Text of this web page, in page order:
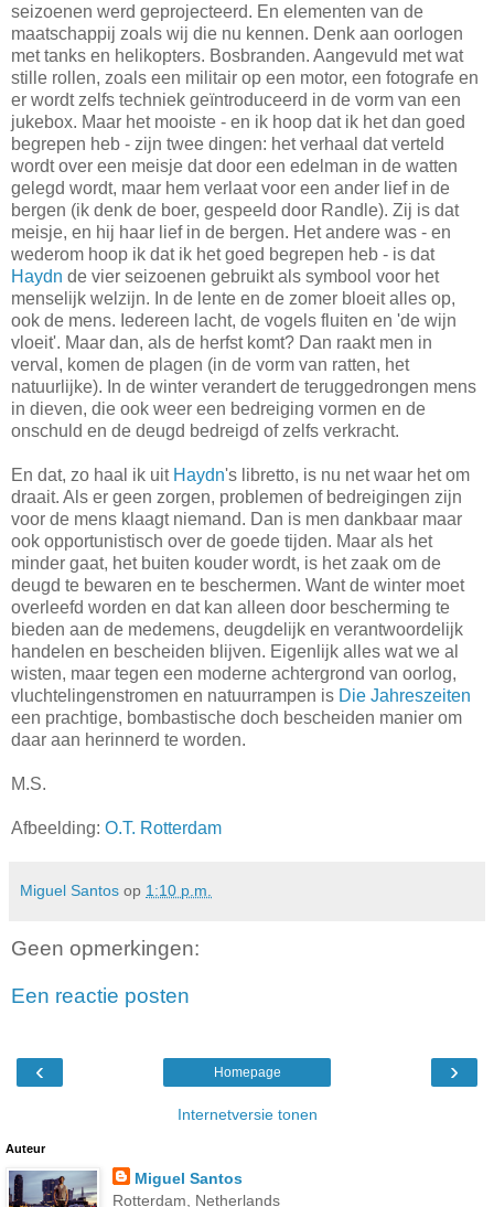
seizoenen werd geprojecteerd. En elementen van de
maatschappij zoals wij die nu kennen. Denk aan oorlogen
met tanks en helikopters. Bosbranden. Aangevuld met wat
stille rollen, zoals een militair op een motor, een fotografe en
er wordt zelfs techniek geïntroduceerd in de vorm van een
jukebox. Maar het mooiste - en ik hoop dat ik het dan goed
begrepen heb - zijn twee dingen: het verhaal dat verteld
wordt over een meisje dat door een edelman in de watten
gelegd wordt, maar hem verlaat voor een ander lief in de
bergen (ik denk de boer, gespeeld door Randle). Zij is dat
meisje, en hij haar lief in de bergen. Het andere was - en
wederom hoop ik dat ik het goed begrepen heb - is dat
Haydn de vier seizoenen gebruikt als symbool voor het
menselijk welzijn. In de lente en de zomer bloeit alles op,
ook de mens. Iedereen lacht, de vogels fluiten en 'de wijn
vloeit'. Maar dan, als de herfst komt? Dan raakt men in
verval, komen de plagen (in de vorm van ratten, het
natuurlijke). In de winter verandert de teruggedrongen mens
in dieven, die ook weer een bedreiging vormen en de
onschuld en de deugd bedreigd of zelfs verkracht.
En dat, zo haal ik uit Haydn's libretto, is nu net waar het om
draait. Als er geen zorgen, problemen of bedreigingen zijn
voor de mens klaagt niemand. Dan is men dankbaar maar
ook opportunistisch over de goede tijden. Maar als het
minder gaat, het buiten kouder wordt, is het zaak om de
deugd te bewaren en te beschermen. Want de winter moet
overleefd worden en dat kan alleen door bescherming te
bieden aan de medemens, deugdelijk en verantwoordelijk
handelen en bescheiden blijven. Eigenlijk alles wat we al
wisten, maar tegen een moderne achtergrond van oorlog,
vluchtelingenstromen en natuurrampen is Die Jahreszeiten
een prachtige, bombastische doch bescheiden manier om
daar aan herinnerd te worden.
M.S.
Afbeelding: O.T. Rotterdam
Miguel Santos op 1:10 p.m.
Geen opmerkingen:
Een reactie posten
‹ ›
Homepage
Internetversie tonen
Auteur
Miguel Santos
Rotterdam, Netherlands